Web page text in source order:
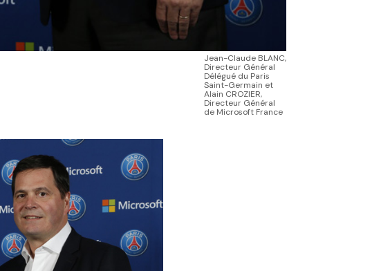
Jean-Claude BLANC,
Directeur Général
Délégué du Paris
Saint-Germain et
Alain CROZIER,
Directeur Général
de Microsoft France